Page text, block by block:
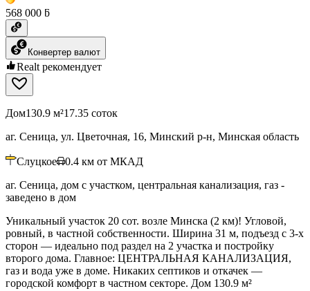
568 000 ƃ
Конвертер валют
Realt рекомендует
Дом130.9 м²17.35 соток
аг. Сеница, ул. Цветочная, 16, Минский р-н, Минская область
Слуцкое 0.4 км от МКАД
аг. Сеница, дом с участком, центральная канализация, газ -
заведено в дом
Уникальный участок 20 сот. возле Минска (2 км)! Угловой,
ровный, в частной собственности. Ширина 31 м, подъезд с 3-х
сторон — идеально под раздел на 2 участка и постройку
второго дома. Главное: ЦЕНТРАЛЬНАЯ КАНАЛИЗАЦИЯ,
газ и вода уже в доме. Никаких септиков и откачек —
городской комфорт в частном секторе. Дом 130.9 м²